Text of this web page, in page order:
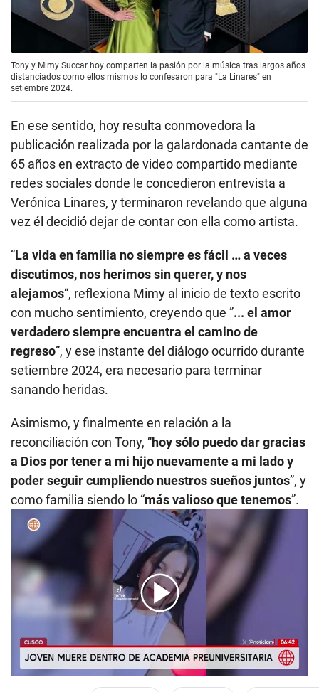
Tony y Mimy Succar hoy comparten la pasión por la música tras largos años
distanciados como ellos mismos lo confesaron para "La Linares" en
setiembre 2024.
En ese sentido, hoy resulta conmovedora la
publicación realizada por la galardonada cantante de
65 años en extracto de video compartido mediante
redes sociales donde le concedieron entrevista a
Verónica Linares, y terminaron revelando que alguna
vez él decidió dejar de contar con ella como artista.
“La vida en familia no siempre es fácil … a veces
discutimos, nos herimos sin querer, y nos
alejamos“, reflexiona Mimy al inicio de texto escrito
con mucho sentimiento, creyendo que ”... el amor
verdadero siempre encuentra el camino de
regreso”, y ese instante del diálogo ocurrido durante
setiembre 2024, era necesario para terminar
sanando heridas.
Asimismo, y finalmente en relación a la
reconciliación con Tony, “hoy sólo puedo dar gracias
a Dios por tener a mi hijo nuevamente a mi lado y
poder seguir cumpliendo nuestros sueños juntos”, y
como familia siendo lo “más valioso que tenemos”.
00:00/ 01:01